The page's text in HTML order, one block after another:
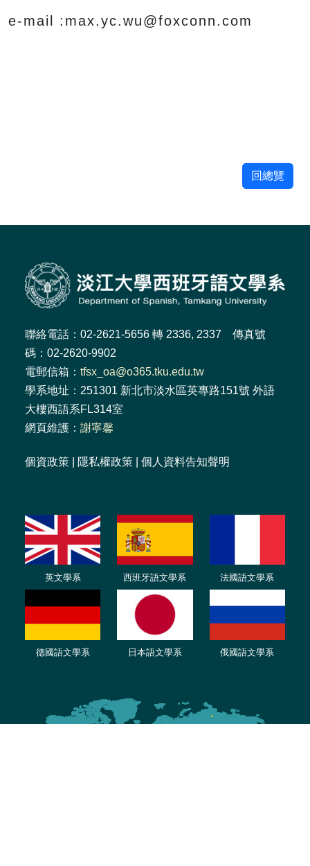
e-mail :max.yc.wu@foxconn.com
回總覽
聯絡電話：02-2621-5656 轉 2336, 2337 傳真號
碼：02-2620-9902
電郵信箱： tfsx_oa@o365.tku.edu.tw
學系地址：251301 新北市淡水區英專路151號 外語
大樓西語系FL314室
網頁維護： 謝寧馨
個資政策 隱私權政策 個人資料告知聲明
英文學系 西班牙語文學系 法國語文學系
德國語文學系 日本語文學系 俄國語文學系